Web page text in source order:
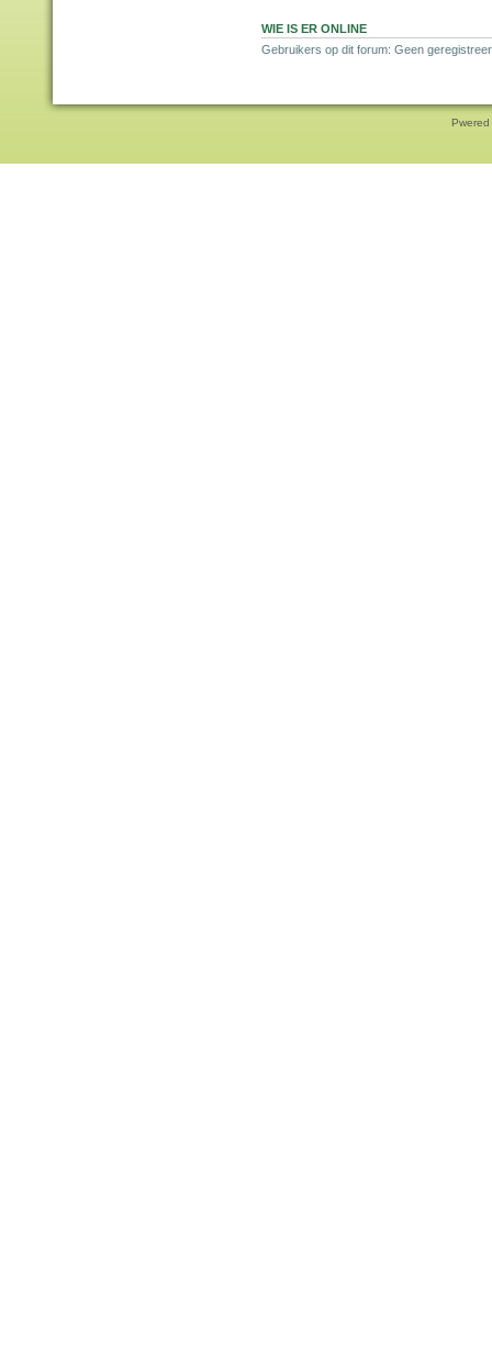
WIE IS ER ONLINE
Gebruikers op dit forum: Geen